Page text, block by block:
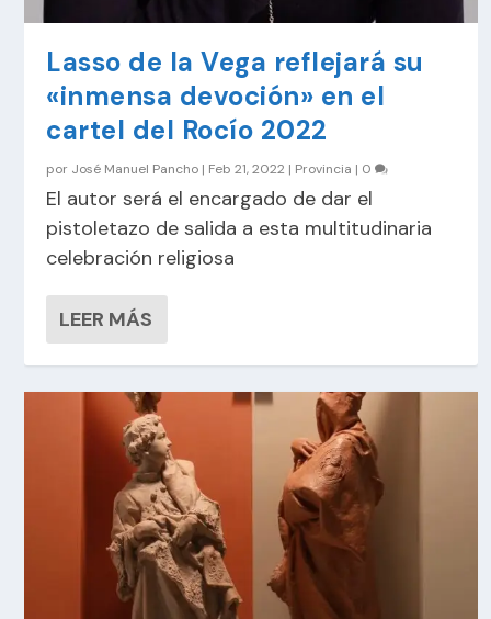
Lasso de la Vega reflejará su
«inmensa devoción» en el
cartel del Rocío 2022
por José Manuel Pancho | Feb 21, 2022 | Provincia | 0
El autor será el encargado de dar el
pistoletazo de salida a esta multitudinaria
celebración religiosa
LEER MÁS